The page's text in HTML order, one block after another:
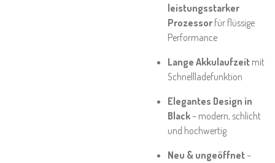
leistungsstarker
Prozessor für flüssige
Performance
Lange Akkulaufzeit mit
Schnellladefunktion
Elegantes Design in
Black– modern, schlicht
und hochwertig
Neu & ungeöffnet–